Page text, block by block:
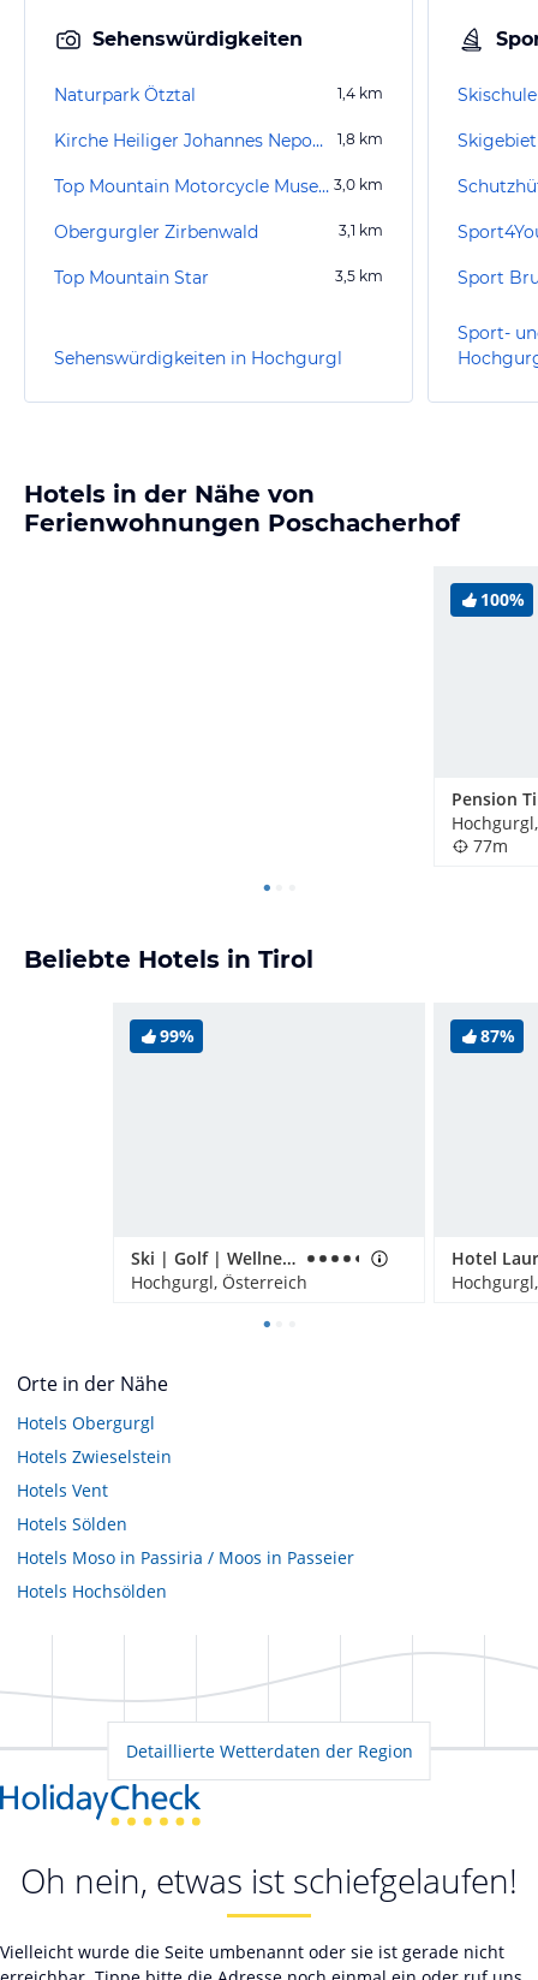
Sehenswürdigkeiten
Naturpark Ötztal 1,4 km
Kirche Heiliger Johannes Nepomuk 1,8 km
Top Mountain Motorcycle Museum Crosspoint 3,0 km
Obergurgler Zirbenwald 3,1 km
Top Mountain Star 3,5 km
Sehenswürdigkeiten in Hochgurgl
Sport-
Hotels in der Nähe von
Ferienwohnungen Poschacherhof
100%
77m
Beliebte Hotels in Tirol
99%
Ski | Golf | Wellness Hotel Riml
Hochgurgl, Österreich
87%
Hotel
Orte in der Nähe
Hotels Obergurgl
Hotels Zwieselstein
Hotels Vent
Hotels Sölden
Hotels Moso in Passiria / Moos in Passeier
Hotels Hochsölden
Detaillierte Wetterdaten der Region
Oh nein, etwas ist schiefgelaufen!
Vielleicht wurde die Seite umbenannt oder sie ist gerade nicht